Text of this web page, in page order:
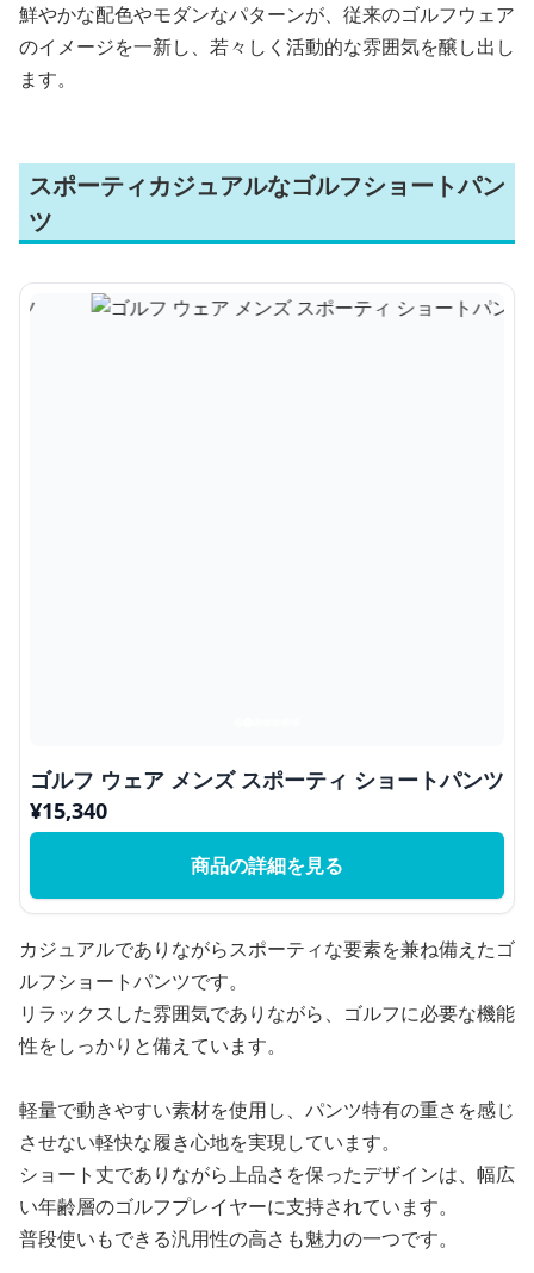
鮮やかな配色やモダンなパターンが、従来のゴルフウェア
のイメージを一新し、若々しく活動的な雰囲気を醸し出し
ます。
スポーティカジュアルなゴルフショートパン
ツ
ゴルフ ウェア メンズ スポーティ ショートパンツ
¥15,340
商品の詳細を見る
カジュアルでありながらスポーティな要素を兼ね備えたゴ
ルフショートパンツです。
リラックスした雰囲気でありながら、ゴルフに必要な機能
性をしっかりと備えています。
軽量で動きやすい素材を使用し、パンツ特有の重さを感じ
させない軽快な履き心地を実現しています。
ショート丈でありながら上品さを保ったデザインは、幅広
い年齢層のゴルフプレイヤーに支持されています。
普段使いもできる汎用性の高さも魅力の一つです。